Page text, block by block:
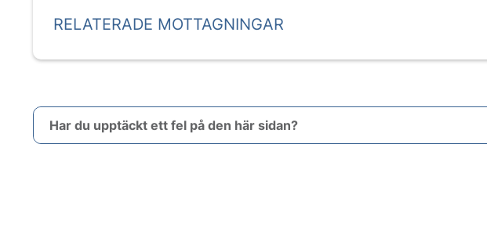
RELATERADE MOTTAGNINGAR
Har du upptäckt ett fel på den här sidan?